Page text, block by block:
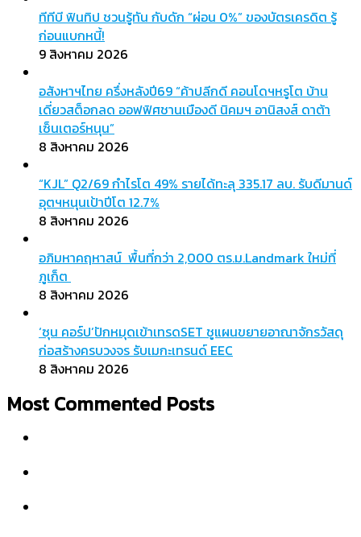
ทีทีบี ฟินทิป ชวนรู้ทัน กับดัก “ผ่อน 0%” ของบัตรเครดิต รู้
ก่อนแบกหนี้!
9 สิงหาคม 2026
อสังหาฯไทย ครึ่งหลังปี69 “ค้าปลีกดี คอนโดฯหรูโต บ้าน
เดี่ยวสต็อกลด ออฟฟิศชานเมืองดี นิคมฯ อานิสงส์ ดาต้า
เซ็นเตอร์หนุน”
8 สิงหาคม 2026
“KJL” Q2/69 กำไรโต 49% รายได้ทะลุ 335.17 ลบ. รับดีมานด์
อุตฯหนุนเป้าปีโต 12.7%
8 สิงหาคม 2026
อภิมหาคฤหาสน์ พื้นที่กว่า 2,000 ตร.ม.Landmark ใหม่ที่
ภูเก็ต
8 สิงหาคม 2026
‘ซุน คอร์ป’ปักหมุดเข้าเทรดSET ชูแผนขยายอาณาจักรวัสดุ
ก่อสร้างครบวงจร รับเมกะเทรนด์ EEC
8 สิงหาคม 2026
Most Commented Posts